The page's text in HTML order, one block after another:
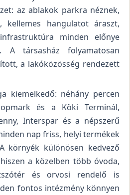
az ablakok parkra néznek,
kellemes hangulatot áraszt,
minden előnye
A társasház folyamatosan
a lakóközösség rendezett
kiemelkedő: néhány percen
és a Köki Terminál,
Interspar és a népszerű
nap friss, helyi termékek
környék különösen kedvező
a közelben több óvoda,
és orvosi rendelő is
fontos intézmény könnyen